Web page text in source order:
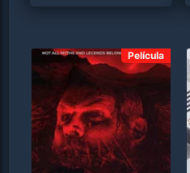
Película